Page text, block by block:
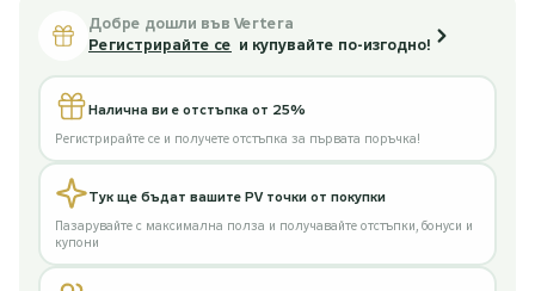
Добре дошли във Vertera
Регистрирайте се и купувайте по-изгодно!
Налична ви е отстъпка от 25%
Регистрирайте се и получете отстъпка за първата поръчка!
Тук ще бъдат вашите PV точки от покупки
Пазарувайте с максимална полза и получавайте отстъпки, бонуси и
купони